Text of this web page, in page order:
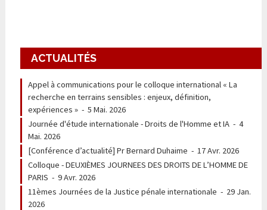
ACTUALITÉS
Appel à communications pour le colloque international « La
recherche en terrains sensibles : enjeux, définition,
expériences »- 5 Mai. 2026
Journée d'étude internationale - Droits de l'Homme et IA- 4
Mai. 2026
[Conférence d’actualité] Pr Bernard Duhaime - 17 Avr. 2026
Colloque - DEUXIÈMES JOURNEES DES DROITS DE L’HOMME DE
PARIS - 9 Avr. 2026
11èmes Journées de la Justice pénale internationale - 29 Jan.
2026